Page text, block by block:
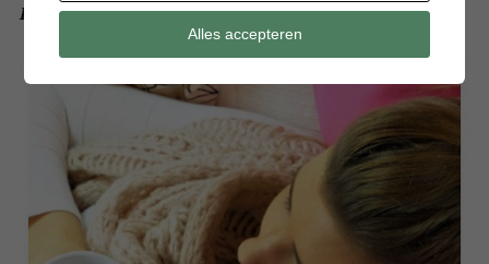
Luchtige outfits om de zomer door te komen
Alles accepteren